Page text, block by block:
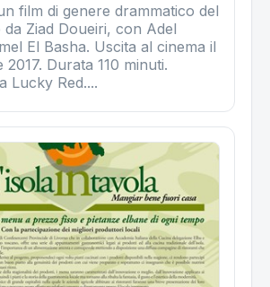
film di genere drammatico del
da Ziad Doueiri, con Adel
El Basha. Uscita al cinema il
Durata 110 minuti.
Lucky Red....